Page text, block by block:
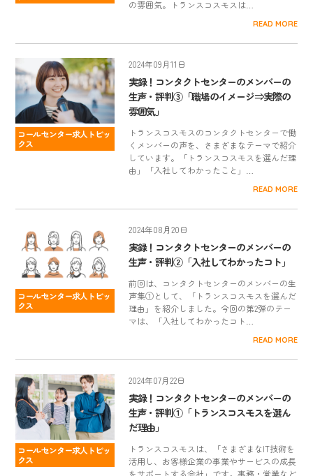
の雰囲気。トランスコスモスは…
READ MORE
コールセンター求人トピッ
クス
2024年09月11日
実録！コンタクトセンターのメンバーの
生声・評判③「職場のイメージ⇒実際の
雰囲気」
トランスコスモスのコンタクトセンターで働
くメンバーの声を、さまざまなテーマで紹介
しています。「トランスコスモスを選んだ理
由」「入社してわかったこと」…
READ MORE
コールセンター求人トピッ
クス
2024年08月20日
実録！コンタクトセンターのメンバーの
生声・評判②「入社してわかったコト」
前回は、コンタクトセンターのメンバーの生
声集①として、「トランスコスモスを選んだ
理由」を紹介しました。今回の第2弾のテー
マは、「入社してわかったコト…
READ MORE
コールセンター求人トピッ
クス
2024年07月22日
実録！コンタクトセンターのメンバーの
生声・評判①「トランスコスモスを選ん
だ理由」
トランスコスモスは、「さまざまなIT技術を
活用し、お客様企業の事業やサービスの成長